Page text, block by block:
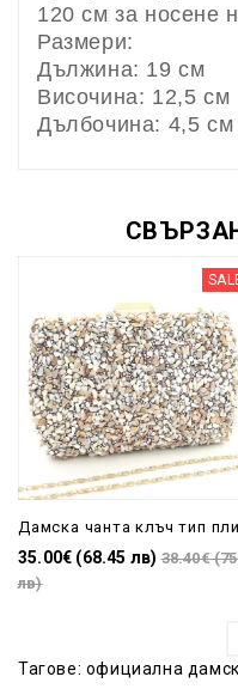
120 см за носене
Размери:
Дължина: 19 см
Височина: 12,5 см
Дълбочина: 4,5 см
35.00€ (68.45 лв) 38.40€
лв)
Тагове: официална